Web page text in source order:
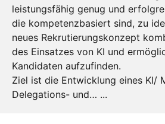
leistungsfähig genug und
die kompetenzbasiert sind, zu
neues Rekrutierungskonzept
des Einsatzes von KI und
Kandidaten aufzufinden.
Ziel ist die Entwicklung eines KI/
Delegations- und… ...